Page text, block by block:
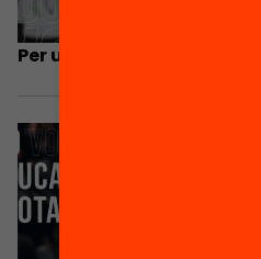
Per una educació de